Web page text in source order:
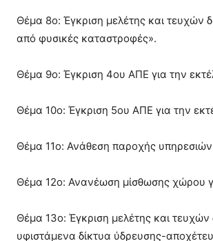
Θέμα 8ο: Έγκριση μελέτης και τευχών
από φυσικές καταστροφές».
Θέμα 9ο: Έγκριση 4ου ΑΠΕ για την
Θέμα 10ο: Έγκριση 5ου ΑΠΕ για την
Θέμα 11ο: Ανάθεση παροχής
Θέμα 12ο: Ανανέωση μίσθωσης χώρου
Θέμα 13ο: Έγκριση μελέτης και
υφιστάμενα δίκτυα ύδρευσης-